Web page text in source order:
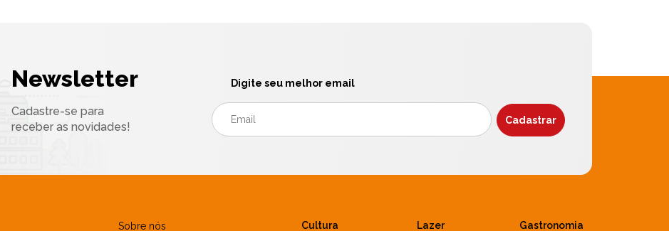
Newsletter
Cadastre-se para
receber as novidades!
Digite seu melhor email
Sobre nós Cultura Lazer Gastronomia